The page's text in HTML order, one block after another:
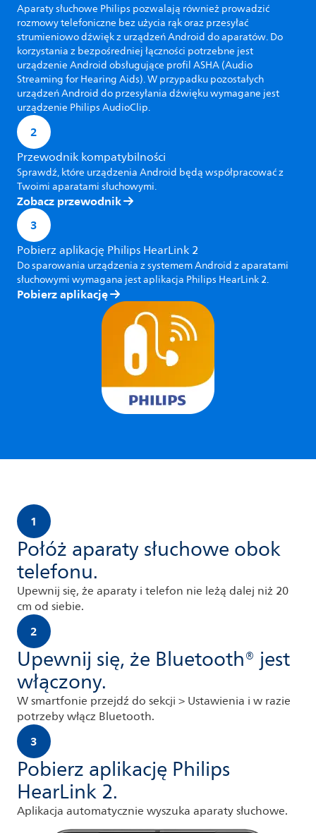
Aparaty słuchowe Philips pozwalają również prowadzić
rozmowy telefoniczne bez użycia rąk oraz przesyłać
strumieniowo dźwięk z urządzeń Android do aparatów. Do
korzystania z bezpośredniej łączności potrzebne jest
urządzenie Android obsługujące profil ASHA (Audio
Streaming for Hearing Aids). W przypadku pozostałych
urządzeń Android do przesyłania dźwięku wymagane jest
urządzenie Philips AudioClip.
2
Przewodnik kompatybilności
Sprawdź, które urządzenia Android będą współpracować z
Twoimi aparatami słuchowymi.
Zobacz przewodnik
3
Pobierz aplikację Philips HearLink 2
Do sparowania urządzenia z systemem Android z aparatami
słuchowymi wymagana jest aplikacja Philips HearLink 2.
Pobierz aplikację
1
Połóż aparaty słuchowe obok
telefonu.
Upewnij się, że aparaty i telefon nie leżą dalej niż 20
cm od siebie.
2
Upewnij się, że Bluetooth® jest
włączony.
W smartfonie przejdź do sekcji > Ustawienia i w razie
potrzeby włącz Bluetooth.
3
Pobierz aplikację Philips
HearLink 2.
Aplikacja automatycznie wyszuka aparaty słuchowe.